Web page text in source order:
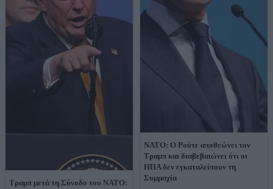
Τραμπ μετά τη Σύνοδο του ΝΑΤΟ:
«Υπήρχε τεράστια αγάπη στην
ΝΑΤΟ: Ο Ρούτε αποθεώνει τον
Τραμπ και διαβεβαιώνει ότι οι
ΗΠΑ δεν εγκαταλείπουν τη
Συμμαχία